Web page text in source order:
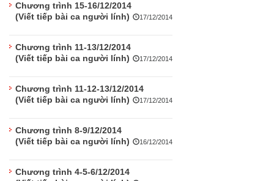
Chương trình 15-16/12/2014
(Viết tiếp bài ca người lính)
17/12/2014
Chương trình 11-13/12/2014
(Viết tiếp bài ca người lính)
17/12/2014
Chương trình 11-12-13/12/2014
(Viết tiếp bài ca người lính)
17/12/2014
Chương trình 8-9/12/2014
(Viết tiếp bài ca người lính)
16/12/2014
Chương trình 4-5-6/12/2014